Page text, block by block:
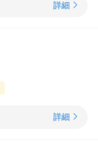
詳細
詳細